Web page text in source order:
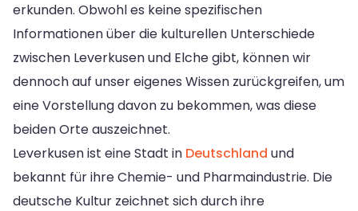
erkunden. Obwohl es keine spezifischen
Informationen über die kulturellen Unterschiede
zwischen Leverkusen und Elche gibt, können wir
dennoch auf unser eigenes Wissen zurückgreifen, um
eine Vorstellung davon zu bekommen, was diese
beiden Orte auszeichnet.
Leverkusen ist eine Stadt in Deutschland und
bekannt für ihre Chemie- und Pharmaindustrie. Die
deutsche Kultur zeichnet sich durch ihre